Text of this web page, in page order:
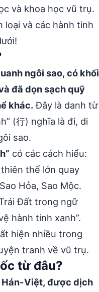
và khoa học vũ trụ.
loại và các hành tinh
ngôi sao, có khối
đã dọn sạch quỹ
khác.Đây là danh từ
(行) nghĩa là đi, di
sao.
có các cách hiểu:
thể lớn quay
Hỏa, Sao Mộc.
Đất trong ngữ
hành tinh xanh”.
hiện nhiều trong
tranh về vũ trụ.
từ đâu?
Hán-Việt, được dịch